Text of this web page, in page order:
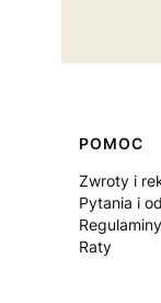
Linki w
POMOC
Zwroty i
Pytania i
Regulaminy
Raty